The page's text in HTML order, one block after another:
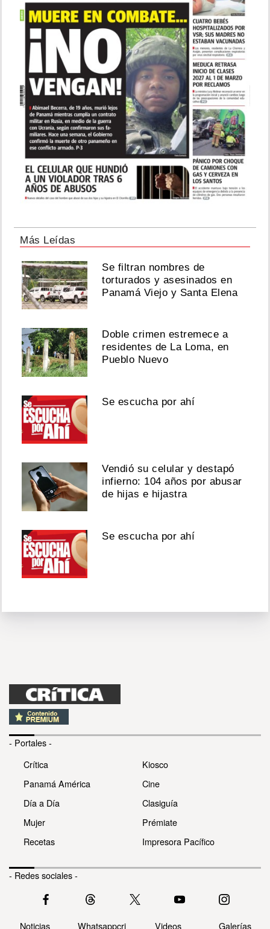
Más Leídas
Se filtran nombres de
torturados y asesinados en
Panamá Viejo y Santa Elena
Doble crimen estremece a
residentes de La Loma, en
Pueblo Nuevo
Se escucha por ahí
Vendió su celular y destapó
infierno: 104 años por abusar
de hijas e hijastra
Se escucha por ahí
- Portales -
Crítica
Panamá América
Día a Día
Mujer
Recetas
Kiosco
Cine
Clasiguía
Prémiate
Impresora Pacífico
- Redes sociales -
Noticias Whatsappcri Videos Galerías